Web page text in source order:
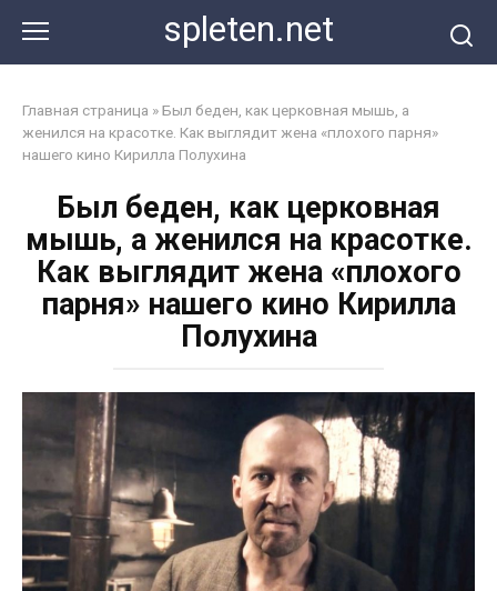
контенту
spleten.net
Главная страница »Был беден, как церковная мышь, а
женился на красотке. Как выглядит жена «плохого парня»
нашего кино Кирилла Полухина
Был беден, как церковная
мышь, а женился на красотке.
Как выглядит жена «плохого
парня» нашего кино Кирилла
Полухина